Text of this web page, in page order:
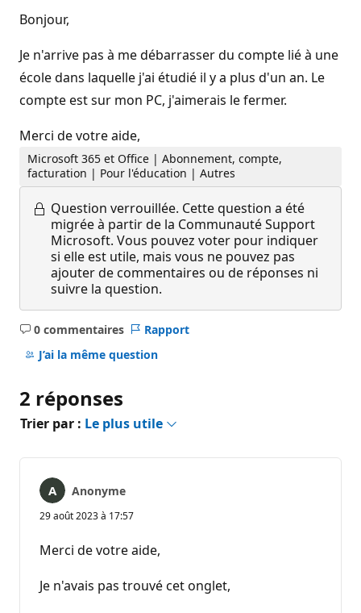
Bonjour,
Je n'arrive pas à me débarrasser du compte lié à une
école dans laquelle j'ai étudié il y a plus d'un an. Le
compte est sur mon PC, j'aimerais le fermer.
Merci de votre aide,
Microsoft 365 et Office | Abonnement, compte,
facturation | Pour l'éducation | Autres
Question verrouillée. Cette question a été
migrée à partir de la Communauté Support
Microsoft. Vous pouvez voter pour indiquer
si elle est utile, mais vous ne pouvez pas
ajouter de commentaires ou de réponses ni
suivre la question.
0 commentaires
Aucun
commentaire
Rapport
J’ai la même question
2 réponses
Trier par : Le plus utile
Anonyme
29 août 2023 à 17:57
Merci de votre aide,
Je n'avais pas trouvé cet onglet,